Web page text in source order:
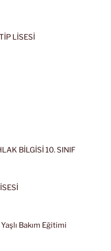
LİSESİ
BİLGİSİ 10. SINIF
Bakım Eğitimi